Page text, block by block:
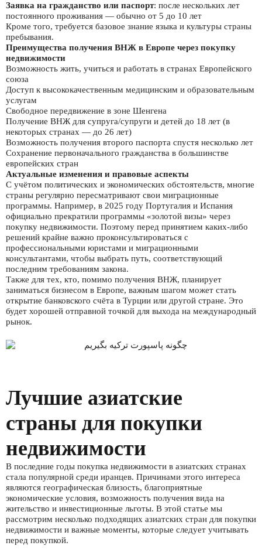
Заявка на гражданство или паспорт: после нескольких лет
постоянного проживания — обычно от 5 до 10 лет
Кроме того, требуется базовое знание языка и культуры страны
пребывания.
Преимущества получения ВНЖ в Европе через покупку
недвижимости
Возможность жить, учиться и работать в странах Европейского
союза
Доступ к высококачественным медицинским и образовательным
услугам
Свободное передвижение в зоне Шенгена
Получение ВНЖ для супруга/супруги и детей до 18 лет (в
некоторых странах — до 26 лет)
Возможность получения второго паспорта спустя несколько лет
Сохранение первоначального гражданства в большинстве
европейских стран
Актуальные изменения и правовые аспекты
С учётом политических и экономических обстоятельств, многие
страны регулярно пересматривают свои миграционные
программы. Например, в 2025 году Португалия и Испания
официально прекратили программы «золотой визы» через
покупку недвижимости. Поэтому перед принятием каких-либо
решений крайне важно проконсультироваться с
профессиональными юристами и миграционными
консультантами, чтобы выбрать путь, соответствующий
последним требованиям закона.
Также для тех, кто, помимо получения ВНЖ, планирует
заниматься бизнесом в Европе, важным шагом может стать
открытие банковского счёта в Турции или другой стране. Это
будет хорошей отправной точкой для выхода на международный
рынок.
Лучшие азиатские
страны для покупки
недвижимости
В последние годы покупка недвижимости в азиатских странах
стала популярной среди иранцев. Причинами этого интереса
являются географическая близость, благоприятные
экономические условия, возможность получения вида на
жительство и инвестиционные льготы. В этой статье мы
рассмотрим несколько подходящих азиатских стран для покупки
недвижимости и важные моменты, которые следует учитывать
перед покупкой.